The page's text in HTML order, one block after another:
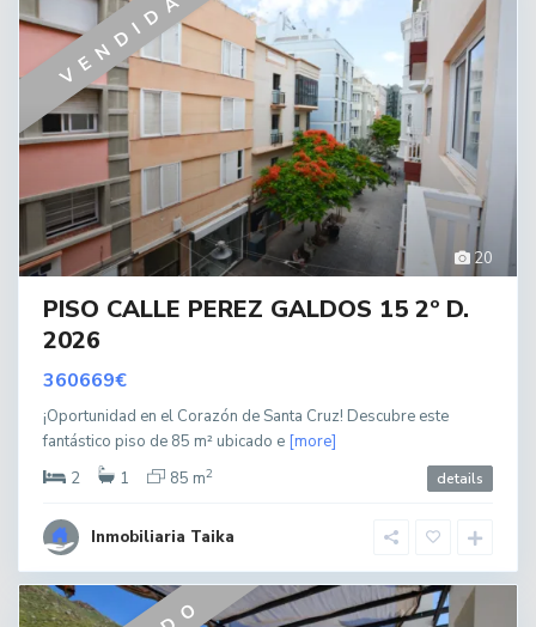
20
VENDIDA
PISO CALLE PEREZ GALDOS 15 2º D.
2026
360669€
¡Oportunidad en el Corazón de Santa Cruz! Descubre este
fantástico piso de 85 m² ubicado e [more]
2
1 85 m2 details
Inmobiliaria Taika